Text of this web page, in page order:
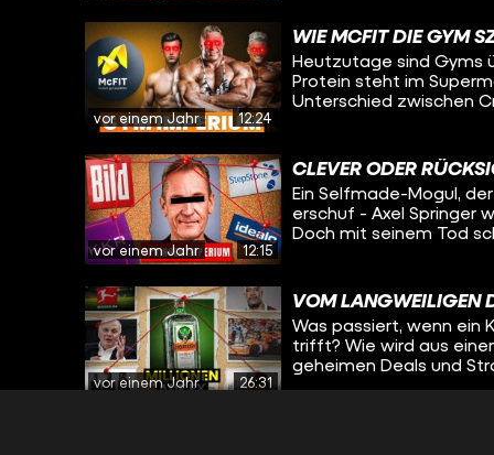
Tipico? Wir tauchen ein in die Geschichte hinter dem Wettanbieter, die den
meisten verborgen
Millionenumsätze
agierte. Wir haben
exklusive Einblicke in
vor einem Jahr 12:24
WIE MCFIT DIE GYM
Heutzutage sind Gyms
Protein steht im
Unterschied zwischen
links gedreht. Was als
wurde zur globalen
vor einem Jahr 12:15
CLEVER ODER
Ein Selfmade-Mogul,
erschuf - Axel Springer
Doch mit seinem Tod
Medien-Matriarchin.
Unternehmen nicht nur
einflussreichsten Tech-
vor einem Jahr 26:31
VOM LANGWEILIGEN
Was passiert, wenn ein
trifft? Wie wird aus
geheimen Deals und